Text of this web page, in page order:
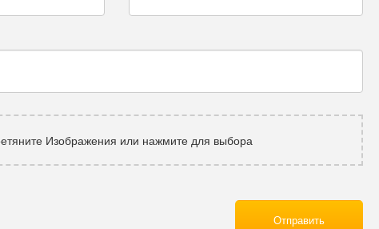
Изображения или нажмите для выбора
Отправить